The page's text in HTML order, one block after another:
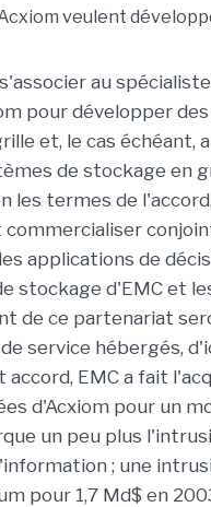
au
pour développer
et, le cas échéant,
de stockage en
les termes de
applications de
stockage d'EMC et
de ce partenariat
service hébergés,
accord, EMC a fait
d'Acxiom pour un
un peu plus
; une
pour 1,7 Md$ en